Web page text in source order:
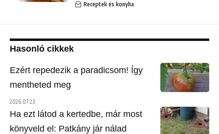
Receptek és konyha
Hasonló cikkek
Ezért repedezik a paradicsom! Így
mentheted meg
2026.07.23.
Ha ezt látod a kertedbe, már most
könyveld el: Patkány jár nálad